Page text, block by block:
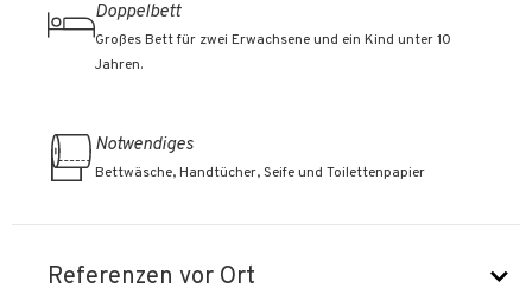
Doppelbett
Großes Bett für zwei Erwachsene und ein Kind unter 10
Jahren.
Notwendiges
Bettwäsche, Handtücher, Seife und Toilettenpapier
Referenzen vor Ort